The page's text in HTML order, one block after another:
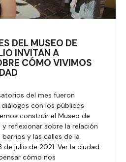
DEL MUSEO DE
INVITAN A
CÓMO VIVIMOS
del mes fueron
con los públicos
construir el Museo de
reflexionar sobre la relación
y las calles de la
de julio de 2021. Ver la ciudad
cómo nos